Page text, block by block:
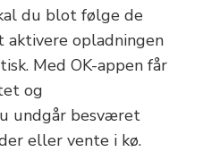
du blot følge de
aktivere opladningen
Med OK-appen får
og
undgår besværet
eller vente i kø.